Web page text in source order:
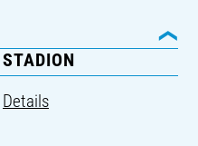
STADION
Details